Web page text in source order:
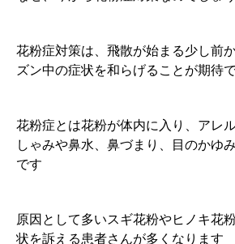
花粉症対策は、飛散が始まる少し前
ズン中の症状を和らげることが期待
花粉症とは花粉が体内に入り、アレ
しゃみや鼻水、鼻づまり、目のかゆ
です
原因として多いスギ花粉やヒノキ花
状を訴える患者さんが多くなります